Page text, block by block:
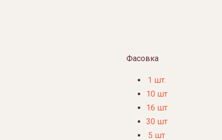
Фасовка
1 шт.
10 шт
16 шт
30 шт
5 шт